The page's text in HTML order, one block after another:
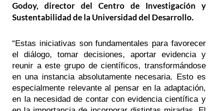
Godoy, director del Centro de Investigación y
Sustentabilidad de la Universidad del Desarrollo.
“Estas iniciativas son fundamentales para favorecer
el diálogo, tomar decisiones, aportar evidencia y
reunir a este grupo de científicos, transformándose
en una instancia absolutamente necesaria. Esto es
especialmente relevante al pensar en la adaptación,
en la necesidad de contar con evidencia científica y